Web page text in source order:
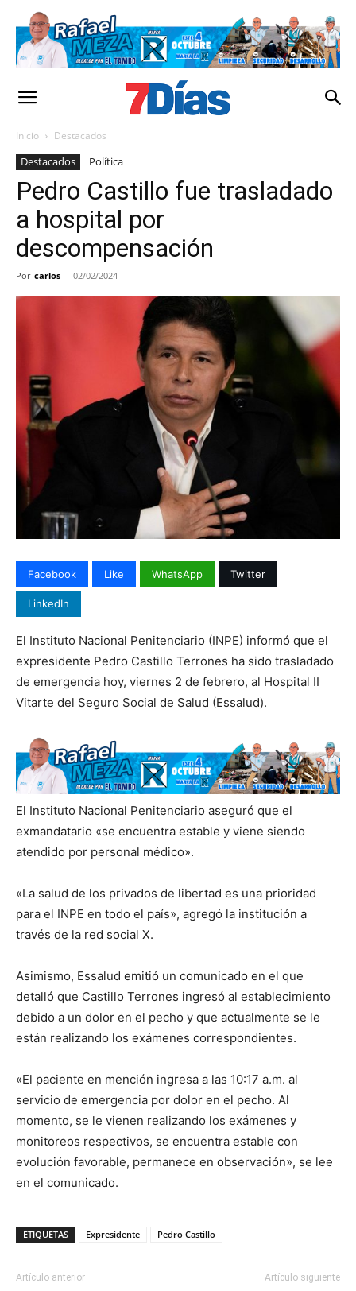
Inicio Destacados
Destacados Política
Pedro Castillo fue trasladado
a hospital por
descompensación
Por carlos - 02/02/2024
Facebook Like WhatsApp Twitter
LinkedIn
El Instituto Nacional Penitenciario (INPE) informó que el
expresidente Pedro Castillo Terrones ha sido trasladado
de emergencia hoy, viernes 2 de febrero, al Hospital II
Vitarte del Seguro Social de Salud (Essalud).
El Instituto Nacional Penitenciario aseguró que el
exmandatario «se encuentra estable y viene siendo
atendido por personal médico».
«La salud de los privados de libertad es una prioridad
para el INPE en todo el país», agregó la institución a
través de la red social X.
Asimismo, Essalud emitió un comunicado en el que
detalló que Castillo Terrones ingresó al establecimiento
debido a un dolor en el pecho y que actualmente se le
están realizando los exámenes correspondientes.
«El paciente en mención ingresa a las 10:17 a.m. al
servicio de emergencia por dolor en el pecho. Al
momento, se le vienen realizando los exámenes y
monitoreos respectivos, se encuentra estable con
evolución favorable, permanece en observación», se lee
en el comunicado.
ETIQUETAS Expresidente Pedro Castillo
Artículo anterior Artículo siguiente